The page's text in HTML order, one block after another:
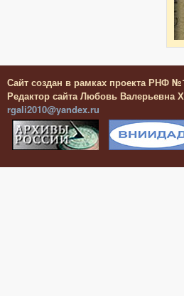
Сайт создан в рамках проекта РНФ
Редактор сайта Любовь Валерьевна
rgali2010@yandex.ru